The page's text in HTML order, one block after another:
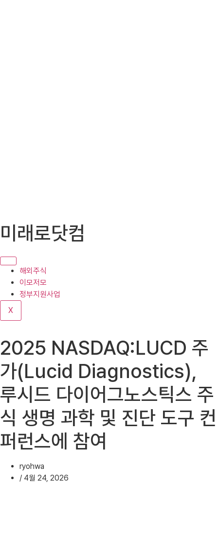
텐
로
기
미래로닷컴
해외주식
이모저모
정부지원사업
X
2025 NASDAQ:LUCD 주
가(Lucid Diagnostics),
루시드 다이어그노스틱스 주
식 생명 과학 및 진단 도구 컨
퍼런스에 참여
ryohwa
/ 4월 24, 2026